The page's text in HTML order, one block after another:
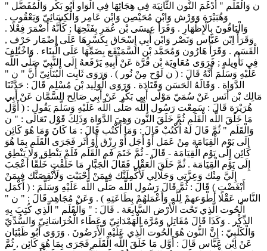
" ن وَالْقَلَم " أَدْغَمَ النُّون الثَّانِيَة فِي هِجَائِهَا فِي الْوَاو أَبُو بَكْر وَالْمُفَضَّل
وَهُبَيْرَة وَوَرْش وَابْن مُحَيْصِن وَابْن عَامِر وَالْكِسَائِيّ وَيَعْقُوب .
وَالْبَاقُونَ بِالْإِظْهَارِ . وَقَرَأَ عِيسَى بْن عُمَر بِفَتْحِهَا ; كَأَنَّهُ أَضْمَرَ فِعْلًا .
وَقَرَأَ اِبْن عَبَّاس وَنَصْر وَابْن أَبِي إِسْحَاق بِكَسْرِهَا عَلَى إِضْمَار حَرْف ,
الْقَسَم . وَقَرَأَ هَارُون وَمُحَمَّد بْن السَّمَيْقَع بِضَمِّهَا عَلَى الْبِنَاء . وَاخْتُلِفَ
فِي تَأْوِيله ; فَرَوَى مُعَاوِيَة بْن قُرَّة عَنْ أَبِيهِ يَرْفَعهُ إِلَى النَّبِيّ صَلَّى اللَّه
عَلَيْهِ وَسَلَّمَ أَنَّهُ قَالَ : ( ن لَوْح مِنْ نُور ) . وَرَوَى ثَابِت الْبُنَانِيّ أَنَّ " ن "
الدَّوَاة . وَقَالَهُ الْحَسَن وَقَتَادَة . وَرَوَى الْوَلِيد بْن مُسْلِم قَالَ : حَدَّثَنَا
مَالِك بْن أَنَس عَنْ سُمَيّ مَوْلَى أَبِي بَكْر عَنْ أَبِي صَالِح السَّمَّان عَنْ أَبِي
هُرَيْرَة قَالَ : سَمِعْت رَسُول اللَّه صَلَّى اللَّه عَلَيْهِ وَسَلَّمَ يَقُول : ( أَوَّل
مَا خَلَقَ اللَّه الْقَلَم ثُمَّ خَلَقَ النُّون وَهِيَ الدَّوَاة وَذَلِكَ قَوْل تَعَالَى : " ن
وَالْقَلَم " ثُمَّ قَالَ لَهُ اُكْتُبْ قَالَ : وَمَا أَكْتُب قَالَ : مَا كَانَ وَمَا هُوَ كَائِن
إِلَى يَوْم الْقِيَامَة مِنْ عَمَل أَوْ أَجَل أَوْ رِزْق أَوْ أَثَر فَجَرَى الْقَلَم بِمَا هُوَ
كَائِن إِلَى يَوْم الْقِيَامَة - قَالَ - ثُمَّ خَتَمَ فَم الْقَلَم فَلَمْ يَنْطِق وَلَا يَنْطِق
إِلَى يَوْم الْقِيَامَة . ثُمَّ خَلَقَ الْعَقْل فَقَالَ الْجَبَّار مَا خَلَقْت خَلْقًا أَعْجَبَ
إِلَيَّ مِنْك وَعِزَّتِي وَجَلَالِي لَأُكْمِلَنَّك فِيمَنْ أَحْبَبْت وَلَأُنْقِصَنَّك فِيمَنْ
أَبْغَضْت ) قَالَ : ثُمَّ قَالَ رَسُول اللَّه صَلَّى اللَّه عَلَيْهِ وَسَلَّمَ : ( أَكْمَل
النَّاس عَقْلًا أَطْوَعهمْ لِلَّهِ وَأَعْمَلهُمْ بِطَاعَتِهِ ) . وَعَنْ مُجَاهِد قَالَ : " ن "
الْحُوت الَّذِي تَحْت الْأَرْض السَّابِعَة . قَالَ : " وَالْقَلَم " الَّذِي كُتِبَ بِهِ
الذِّكْر . وَكَذَا قَالَ مُقَاتِل وَمُرَّة الْهَمْدَانِيّ وَعَطَاء الْخُرَاسَانِيّ وَالسُّدِّيّ
وَالْكَلْبِيّ : إِنَّ النُّون هُوَ الْحُوت الَّذِي عَلَيْهِ الْأَرَضُونَ . وَرَوَى أَبُو ظَبْيَان
عَنْ اِبْن عَبَّاس قَالَ : أَوَّل مَا خَلَقَ اللَّه الْقَلَم فَجَرَى بِمَا هُوَ كَائِن , ثُمَّ